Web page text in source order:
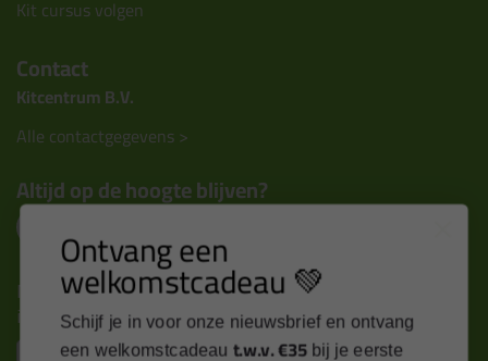
Kit cursus volgen
Contact
Kitcentrum B.V.
Alle contactgegevens >
Altijd op de hoogte blijven?
Nieuws, tips en exclusieve deals rechtstreeks in je
inbox
Ontvang een
welkomstcadeau 💚
Schijf je in voor onze nieuwsbrief en ontvang
een welkomstcadeau t.w.v. €35 bij je eerste